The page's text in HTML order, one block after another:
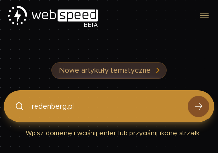
BETA
Nowe artykuły tematyczne
Podaj domenę, by sprawdzić, czy Twoja strona jest szybka
Wpisz domenę i wciśnij enter lub przyciśnij ikonę strzałki.